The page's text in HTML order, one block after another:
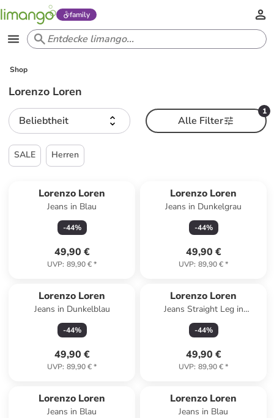
family
Shop
Lorenzo Loren
Beliebtheit
1
Alle Filter
SALE Herren
Lorenzo Loren
Jeans in Blau
-44%
49,90 €
UVP: 89,90 €*
Lorenzo Loren
Jeans in Dunkelgrau
-44%
49,90 €
UVP: 89,90 €*
Lorenzo Loren
Jeans in Dunkelblau
-44%
49,90 €
UVP: 89,90 €*
Lorenzo Loren
Jeans Straight Leg in
Dunkelgrau
-44%
49,90 €
UVP: 89,90 €*
Lorenzo Loren
Jeans in Blau
Lorenzo Loren
Jeans in Blau